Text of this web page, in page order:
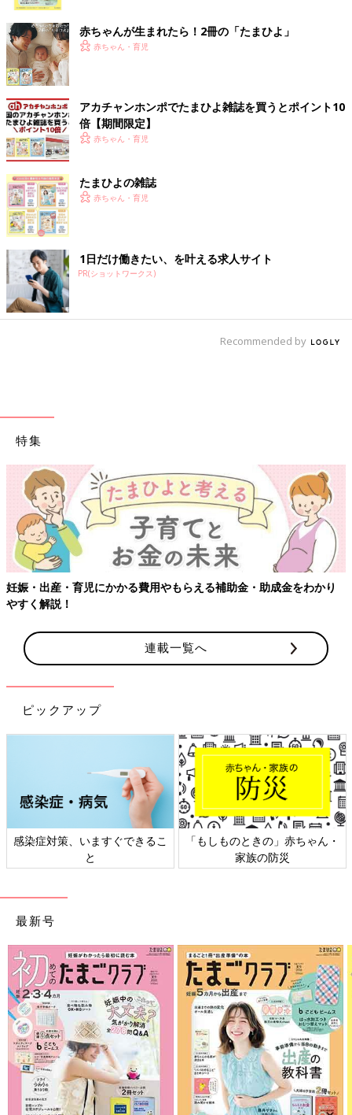
“さななんさん”のコメントにもありますが、親としては外食した
いけれど『子どもが食事に集中していられる時間は短い』ので
す。
食事が出てくるのを待つ時間や食べ終わってからの時間、子ども
あまり出ない遊び道具を用意していくこともおすすめです。
友だち家族と一緒に個室を借りてしまうというのも一案です。子
ども同士で遊ぶことができ、親同士も情報交換できますね。
このときにも、走り回ったり体を使った遊びになったりしないよ
う、年齢によって子どもと相談し、カードゲームなどの音が出な
いようなグッズを持参するといいでしょう。
お店によりますが、食事している最中に子どもが泣き出したら、
立ち上がってあやしたり、泣きやまないようならお店の外であや
したりするなど、他の人への配慮も必要でしょう。
そのためにも、夫婦で行ったり友だち家族と行ったりするなど、
複数の大人がいたほうが代わる代わる子どもをあやしながら食事
子どもが食事を大量にこぼしてしまったら、お店の人にお詫びを
お店の人が『こちらでやりますので』ということなら、感謝の言
葉も忘れずに。
お互いに気持ちよく楽しく過ごせる時間になればと思います」
（お話／高祖常子さん）
赤ちゃんがバス乗車中に泣きそうに。そ
の時、こわもてのおじさんが…!! 妊娠
中＆赤ちゃん連れの外出で、見知らぬ人
「たまひよ」アプリユーザーに「妊娠中～赤ち
ドを大募集。心温まるエピソードが届きまし
予約の際に確認をしたり、口コミを参考にしたりするなど、少し
PROFILE）
NPO法人児童虐待防止全国ネットワーク理事、NPO法人ファザ
miku」編集長として14年活躍。育児誌を中心に編集・執筆を続
けながら、子どもの虐待防止と、家族の笑顔を増やすための講演
活動、ボランティア活動を行う。３児の母。著書多数。
※文中のコメントは「たまひよ」アプリユーザーから集めた体験
談を再編集したものです。
※記事の内容は2024年3月の情報で、現在と異なる場合がありま
す。
赤ちゃんが生まれたら！2冊の「たまひよ」
赤ちゃん・育児
アカチャンホンポでたまひよ雑誌を買うとポイント10
倍【期間限定】
赤ちゃん・育児
たまひよの雑誌
赤ちゃん・育児
1日だけ働きたい、を叶える求人サイト
PR(ショットワークス)
Recommended by
特集
妊娠・出産・育児にかかる費用やもらえる補助金・助成金をわかり
やすく解説！
連載一覧へ
ピックアップ
感染症対策、いますぐできるこ
と
「もしものときの」赤ちゃん・
家族の防災
最新号